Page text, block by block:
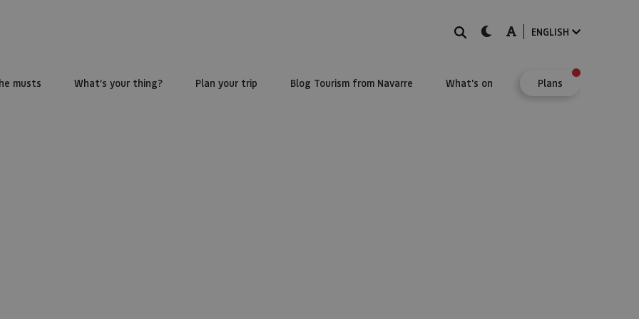
Searchdark-mode
A-modeENGLISH
musts What’s your thing? Plan your trip Blog Tourism from Navarre What's on Plans